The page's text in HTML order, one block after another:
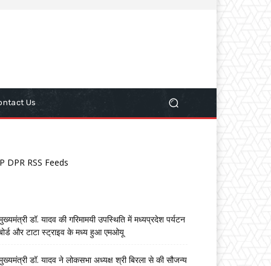
Us
DPR RSS Feeds
डॉ. यादव की गरिमामयी उपस्थिति में मध्यप्रदेश पर्यटन
और टाटा स्ट्राइव के मध्य हुआ एमओयू
डॉ. यादव ने लोकसभा अध्यक्ष श्री बिरला से की सौजन्य